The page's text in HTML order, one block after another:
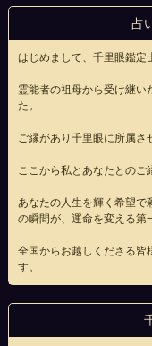
占
はじめまして、千里眼鑑定
霊能者の祖母から受け継い
た。
ご縁があり千里眼に所属さ
ここから私とあなたとのご
あなたの人生を輝く希望で
の瞬間が、運命を変える第
全国からお越しくださる皆
す。